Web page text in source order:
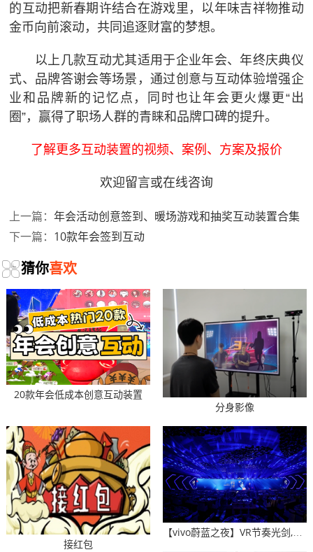
的互动把新春期许结合在游戏里，以年味吉祥物推动
金币向前滚动，共同追逐财富的梦想。
以上几款互动尤其适用于企业年会、年终庆典仪
式、品牌答谢会等场景，通过创意与互动体验增强企
业和品牌新的记忆点，同时也让年会更火爆更“出
圈”，赢得了职场人群的青睐和品牌口碑的提升。
了解更多互动装置的视频、案例、方案及报价
欢迎留言或在线咨询
上一篇：年会活动创意签到、暖场游戏和抽奖互动装置合集
下一篇： 10款年会签到互动
猜你喜欢
20款年会低成本创意互动装置
分身影像
接红包
【vivo蔚蓝之夜】VR节奏光剑,热成像拍照,烟花弹幕